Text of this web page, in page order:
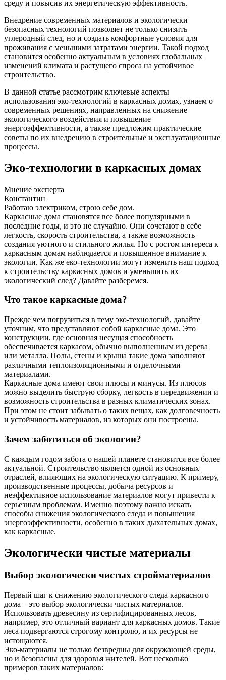
среду и повысив их энергетическую эффективность.
Внедрение современных материалов и экологически
безопасных технологий позволяет не только снизить
углеродный след, но и создать комфортные условия для
проживания с меньшими затратами энергии. Такой подход
становится особенно актуальным в условиях глобальных
изменений климата и растущего спроса на устойчивое
строительство.
В данной статье рассмотрим ключевые аспекты
использования эко-технологий в каркасных домах, узнаем о
современных решениях, направленных на снижение
экологического воздействия и повышение
энергоэффективности, а также предложим практические
советы по их внедрению в строительные и эксплуатационные
процессы.
Эко-технологии в каркасных домах
Мнение эксперта
Константин
Работаю электриком, строю себе дом.
Каркасные дома становятся все более популярными в
последние годы, и это не случайно. Они сочетают в себе
легкость, скорость строительства, а также возможность
создания уютного и стильного жилья. Но с ростом интереса к
каркасным домам наблюдается и повышенное внимание к
экологии. Как же еко-технологии могут изменить наш подход
к строительству каркасных домов и уменьшить их
экологический след? Давайте разберемся.
Что такое каркасные дома?
Прежде чем погрузиться в тему эко-технологий, давайте
уточним, что представляют собой каркасные дома. Это
конструкции, где основная несущая способность
обеспечивается каркасом, обычно выполненным из дерева
или металла. Полы, стены и крыша такие дома заполняют
различными теплоизоляционными и отделочными
материалами.
Каркасные дома имеют свои плюсы и минусы. Из плюсов
можно выделить быструю сборку, легкость в передвижении и
возможность строительства в разных климатических зонах.
При этом не стоит забывать о таких вещах, как долговечность
и устойчивость материалов, из которых они построены.
Зачем заботиться об экологии?
С каждым годом забота о нашей планете становится все более
актуальной. Строительство является одной из основных
отраслей, влияющих на экологическую ситуацию. К примеру,
производственные процессы, добыча ресурсов и
неэффективное использование материалов могут привести к
серьезным проблемам. Именно поэтому важно искать
способы снижения экологического следа и повышения
энергоэффективности, особенно в таких дыхательных домах,
как каркасные.
Экологически чистые материалы
Выбор экологически чистых стройматериалов
Первый шаг к снижению экологического следа каркасного
дома – это выбор экологически чистых материалов.
Использовать древесину из сертифицированных лесов,
например, это отличный вариант для каркасных домов. Такие
леса подвергаются строгому контролю, и их ресурсы не
истощаются.
Эко-материалы не только безвредны для окружающей среды,
но и безопасны для здоровья жителей. Вот несколько
примеров таких материалов: